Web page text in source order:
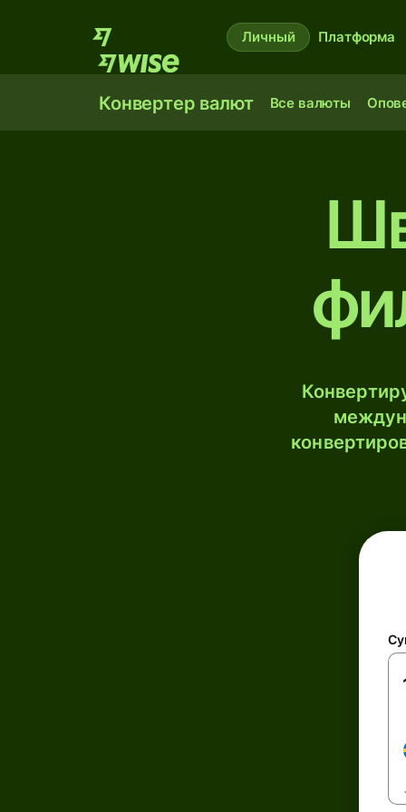
Личный Платформа
Конвертер валют Все валюты